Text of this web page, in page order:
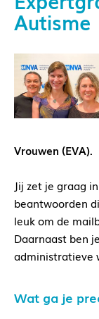
Autisme
Vrouwen (EVA).
Jij zet je graag
beantwoorden
leuk om de
Daarnaast ben
administratieve
Wat ga je